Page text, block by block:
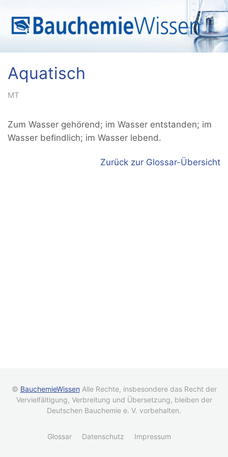
Aquatisch
MT
Zum Wasser gehörend; im Wasser entstanden; im
Wasser beﬁndlich; im Wasser lebend.
Zurück zur Glossar-Übersicht
© BauchemieWissen Alle Rechte, insbesondere das Recht der
Vervielfältigung, Verbreitung und Übersetzung, bleiben der
Deutschen Bauchemie e. V. vorbehalten.
Glossar Datenschutz Impressum